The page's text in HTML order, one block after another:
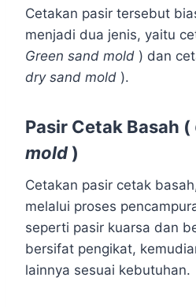
Cetakan pasir tersebut
menjadi dua jenis, yaitu
Green sand mold ) dan
dry sand mold ).
Pasir Cetak Basah (
mold)
Cetakan pasir cetak
melalui proses
seperti pasir kuarsa dan
bersifat pengikat,
lainnya sesuai kebutuhan.